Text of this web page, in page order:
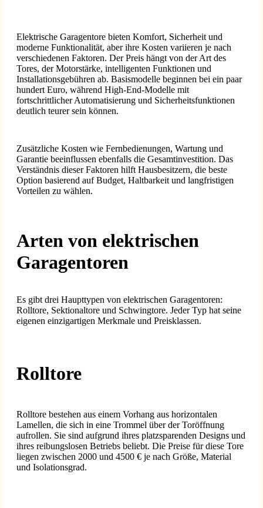
Elektrische Garagentore bieten Komfort, Sicherheit und
moderne Funktionalität, aber ihre Kosten variieren je nach
verschiedenen Faktoren. Der Preis hängt von der Art des
Tores, der Motorstärke, intelligenten Funktionen und
Installationsgebühren ab. Basismodelle beginnen bei ein paar
hundert Euro, während High-End-Modelle mit
fortschrittlicher Automatisierung und Sicherheitsfunktionen
deutlich teurer sein können.
Zusätzliche Kosten wie Fernbedienungen, Wartung und
Garantie beeinflussen ebenfalls die Gesamtinvestition. Das
Verständnis dieser Faktoren hilft Hausbesitzern, die beste
Option basierend auf Budget, Haltbarkeit und langfristigen
Vorteilen zu wählen.
Arten von elektrischen
Garagentoren
Es gibt drei Haupttypen von elektrischen Garagentoren:
Rolltore, Sektionaltore und Schwingtore. Jeder Typ hat seine
eigenen einzigartigen Merkmale und Preisklassen.
Rolltore
Rolltore bestehen aus einem Vorhang aus horizontalen
Lamellen, die sich in eine Trommel über der Toröffnung
aufrollen. Sie sind aufgrund ihres platzsparenden Designs und
ihres reibungslosen Betriebs beliebt. Die Preise für diese Tore
liegen zwischen 2000 und 4500 € je nach Größe, Material
und Isolationsgrad.